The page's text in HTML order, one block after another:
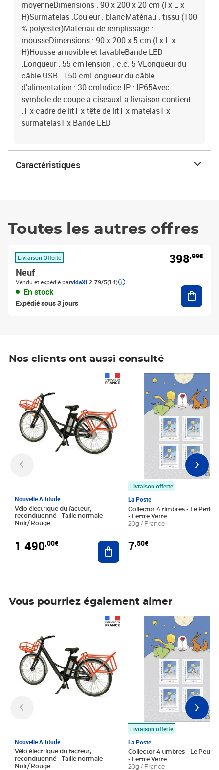
moyenneDimensions : 90 x 200 x 20 cm (l x L x
H)Surmatelas :Couleur : blancMatériau : tissu (100
% polyester)Matériau de remplissage :
mousseDimensions : 90 x 200 x 5 cm (l x L x
H)Housse amovible et lavableBande LED
:Longueur : 55 cmTension : c.c. 5 VLongueur du
câble USB : 150 cmLongueur du câble
d'alimentation : 30 cmIndice IP : IP65Avec
symbole de coupe à ciseauxLa livraison contient
:1 x cadre de lit1 x tête de lit1 x matelas1 x
surmatelas1 x Bande LED
Caractéristiques
Toutes les autres offres
Livraison Offerte
Neuf
Vendu et expédié parvidaXL 2.79/5(14)
En stock
Expédié sous 3 jours
398,99€
Nos clients ont aussi consulté
Nouvelle Attitude
Vélo électrique du facteur,
reconditionné - Taille normale -
Noir/ Rouge
1 490,00€ Ajouter au panier
Livraison offerte
La Poste
Collector 4 timbres - Le Petit
- Lettre Verte
20g / France
7,50€
Prix 7,50€
Vous pourriez également aimer
Nouvelle Attitude
Vélo électrique du facteur,
reconditionné - Taille normale -
Noir/ Rouge
Livraison offerte
La Poste
Collector 4 timbres - Le Petit
- Lettre Verte
20g / France
Prix 7,50€